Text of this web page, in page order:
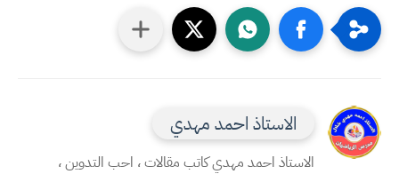
الاستاذ احمد مهدي
الاستاذ احمد مهدي كاتب مقالات ، احب التدوين ،